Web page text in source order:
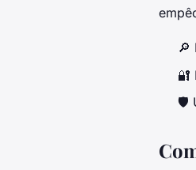
🔎
🔐
🛡️